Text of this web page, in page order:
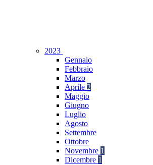
2023
Gennaio
Febbraio
Marzo
Aprile 2
Maggio
Giugno
Luglio
Agosto
Settembre
Ottobre
Novembre 1
Dicembre 1